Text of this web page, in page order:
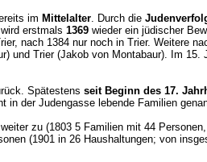
im Mittelalter. Durch die
erstmals 1369 wieder ein jüdischer
nach 1384 nur noch in Trier. Weitere
und Trier (Jakob von Montabaur). Im 15.
Spätestens seit Beginn des 17.
in der Judengasse lebende Familien
zu (1803 5 Familien mit 44
(1901 in 26 Haushaltungen; von